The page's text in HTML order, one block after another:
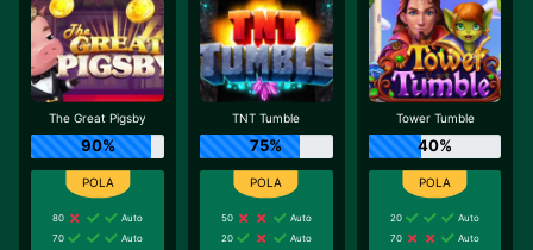
The Great Pigsby
90%
80
Auto
70
Auto
TNT Tumble
75%
50
Auto
20
Auto
Tower Tumble
40%
20
Auto
70
Auto